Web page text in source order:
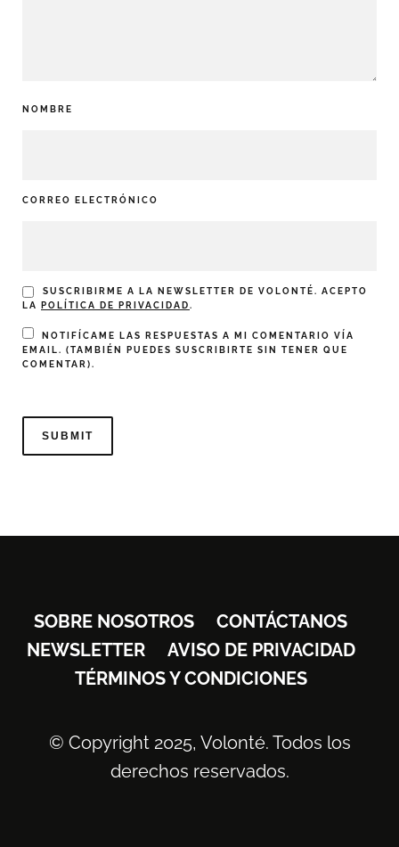
NOMBRE
CORREO ELECTRÓNICO
SUSCRIBIRME A LA NEWSLETTER DE VOLONTÉ. ACEPTO
LA
POLÍTICA DE PRIVACIDAD.
NOTIFÍCAME LAS RESPUESTAS A MI COMENTARIO VÍA
EMAIL. (TAMBIÉN PUEDES SUSCRIBIRTE SIN TENER QUE
COMENTAR).
SOBRE NOSOTROS
CONTÁCTANOS
NEWSLETTER
AVISO DE PRIVACIDAD
TÉRMINOS Y CONDICIONES
© Copyright 2025, Volonté. Todos los
derechos reservados.